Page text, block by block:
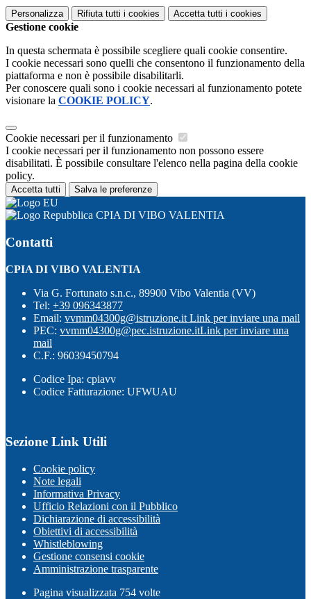
Personalizza Rifiuta tutti i cookies Accetta tutti i cookies
Gestione cookie
In questa schermata è possibile scegliere quali cookie consentire.
I cookie necessari sono quelli che consentono il funzionamento della
piattaforma e non è possibile disabilitarli.
Per conoscere quali sono i cookie necessari al funzionamento potete
visionare la COOKIE POLICY.
Cookie necessari per il funzionamento
I cookie necessari per il funzionamento non possono essere
disabilitati. È possibile consultare l'elenco nella pagina della cookie
policy.
Accetta tutti Salva le preferenze
CPIA DI VIBO VALENTIA
Contatti
CPIA DI VIBO VALENTIA
Via G. Fortunato s.n.c., 89900 Vibo Valentia (VV)
Tel: +39 096343877
Email: vvmm04300g@istruzione.it Link per inviare una mail
PEC: vvmm04300g@pec.istruzione.itLink per inviare una
mail
C.F.: 96039450794
Codice Ipa: cpiavv
Codice Fatturazione: UFWUAU
Sezione Link Utili
Cookie policy
Note legali
Informativa Privacy
Ufficio Relazioni con il Pubblico
Dichiarazione di accessibilità
Obiettivi di accessibilità
Whistleblowing
Gestione consensi cookie
Amministrazione trasparente
Pagina visualizzata 754 volte